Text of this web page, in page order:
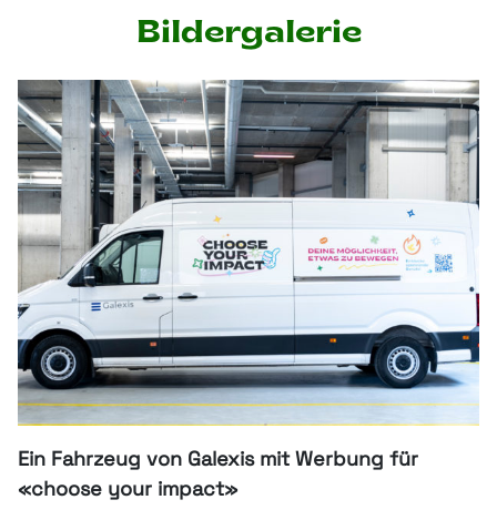
Bildergalerie
Ein Fahrzeug von Galexis mit Werbung für
«choose your impact»